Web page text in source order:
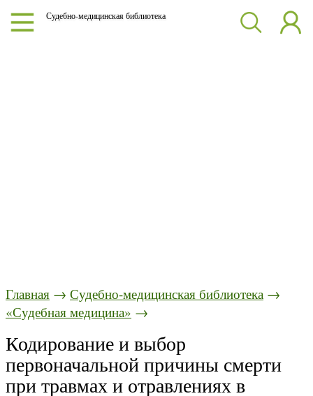
Судебно-медицинская библиотека
Главная → Судебно-медицинская библиотека →
«Судебная медицина» →
Кодирование и выбор
первоначальной причины смерти
при травмах и отравлениях в